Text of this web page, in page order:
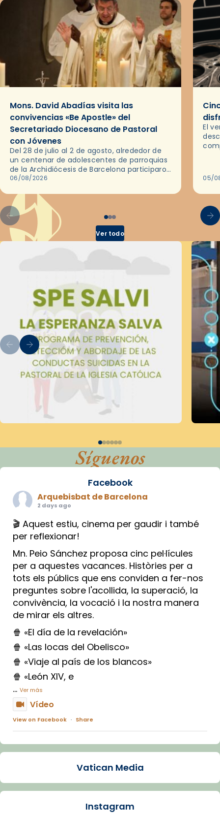
Mons. David Abadías visita las
convivencias «Be Apostle» del
Secretariado Diocesano de Pastoral
con Jóvenes
Del 28 de julio al 2 de agosto, alrededor de
un centenar de adolescentes de parroquias
de la Archidiócesis de Barcelona participaron
en las convivencias Be Apostle, organizadas
06/08/2026
El
05/
Ver todo
Síguenos
Facebook
Arquebisbat de Barcelona
2 days ago
🎬 Aquest estiu, cinema per gaudir i també
per reflexionar!
Mn. Peio Sánchez proposa cinc pel·lícules
per a aquestes vacances. Històries per a
tots els públics que ens conviden a fer-nos
preguntes sobre l'acollida, la superació, la
convivència, la vocació i la nostra manera
de mirar els altres.
🍿 «El día de la revelación»
🍿 «Las locas del Obelisco»
🍿 «Viaje al país de los blancos»
🍿 «León XIV, e
... Ver más
Vídeo
View on Facebook · Share
Arquebisbat de Barcelona
La Carmina va patir depressió. Fa gairebé
dos mesos, a l'Estadi Lluís Companys, la
Vatican Media
Instagram